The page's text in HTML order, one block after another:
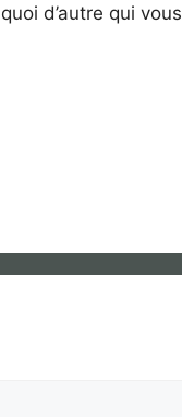
d’autre qui vous